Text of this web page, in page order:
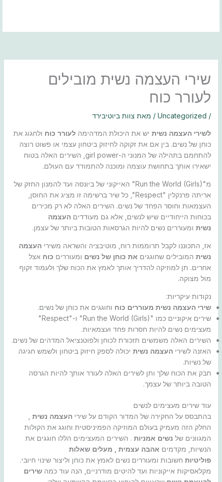
שירי העצמה נשית מובילים
לעורר כוח
/
Uncategorized/ מאת צוות ביוטיבירד
לשירי העצמה נשיתיש את היכולת המדהימה לעורר כוח ולחגוג את
כוחן של נשים. בין אם את זקוקה לחיזוק ביטחון עצמי או פשוט רוצה
להתחמם בתהילה של המנוני ה-girl power, השירים האלה בטוח
ישאירו אותך בתחושת עוצמה ומוכנה להתמודד עם העולם.
מ"Run the World (Girls)" האייקוני של ביונסה ועד להמנון החזק של
אריתה פרנקלין "Respect", כל שיר ברשימה זו מציג את החוסן,
העצמאות וחוסר הפחד של נשים. השירים האלה לא רק מכירים
בכוחות הייחודיים שיש לנשים, אלא גם מעודדים העצמה
נשיתומעוררים נשים להיות הגרסאות הטובות ביותר של עצמן.
אז, התכוננו לקבל תרוממות רוח, מוטיבציה והשראה משירי העצמה
נשיתהמובילים שחוגגים את כוחן של נשים ומעוררים כוח אצל
אחרים. תן למוזיקה להדריך אותך לאמץ את הכוח שלך ולעמוד זקוף
מול מצוקה.
נקודות עיקריות:
שירי העצמה נשית מעוררים כוח וחוגגים את כוחן של נשים.
שירים איקוניים כמו "Run the World (Girls)" ו-"Respect"
מעצימים נשים להיות חסרות פחד ועצמאיות.
השירים האלה משמשים תזכורת לכוחן ולפוטנציאל המדהים של נשים.
האזנה לשירי העצמה נשיתיכולה לספק חיזוק ביטחון ולשמש חגיגה
של נשיות.
חבק את הכוח שלך ותן לשירים האלה לעורר אותך להיות הגרסה
הטובה ביותר של עצמך.
עוד שירים מעצימים לנשים
בהתבסס על החקירה של המדור הקודם על שירי העצמה נשית,
החלק הזה מעמיק בעולם המוזיקה הפמיניסטית וחוגג את הקולות
המגוונים של נשים אמניות. השירים המעצימים הללו חוגגים את
הנשיות, מקדמים אהבה עצמית , מעלים שאלות
פוליטיותחשובות ומעוררים נשים לאמץ את כוחן וליצור שינוי חיובי.
מקלאסיקות אייקוניות ועד להיטים מודרניים, הנה עוד כמה שירים